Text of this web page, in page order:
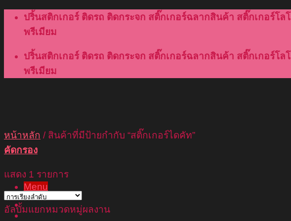
Skip
content
ปริ้นสติกเกอร์ ติดรถ ติดกระจก สติ๊กเกอร์ฉลากสินค้า สติ๊กเกอร์
พรีเมียม
ปริ้นสติกเกอร์ ติดรถ ติดกระจก สติ๊กเกอร์ฉลากสินค้า สติ๊กเกอร์
พรีเมียม
Menu
เกี่ยวกับเรา
หน้าหลัก /สินค้าที่มีป้ายกำกับ “สติ๊กเกอร์ไดคัท”
คัดกรอง
แสดง 1 รายการ
อัลบั้มแยกหมวดหมู่ผลงาน